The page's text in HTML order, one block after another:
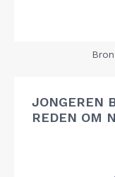
JONGEREN
REDEN OM